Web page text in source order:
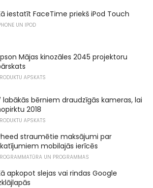
iestatīt FaceTime priekš iPod Touch
UN IPOD
Mājas kinozāles 2045 projektoru
APSKATS
labākās bērniem draudzīgās kameras, lai
2018
APSKATS
straumētie maksājumi par
mobilajās ierīcēs
UN PROGRAMMAS
apkopot slejas vai rindas Google